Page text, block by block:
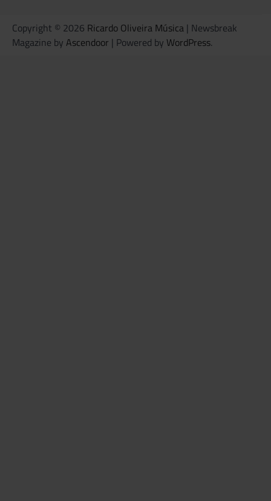
Copyright © 2026 Ricardo Oliveira Música | Newsbreak
Magazine by Ascendoor | Powered by WordPress.